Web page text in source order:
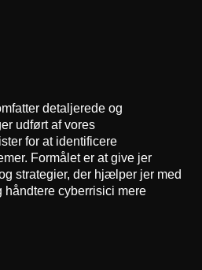
detaljerede og
udført af vores
for at identificere
Formålet er at give jer
strategier, der hjælper jer med
håndtere cyberrisici mere